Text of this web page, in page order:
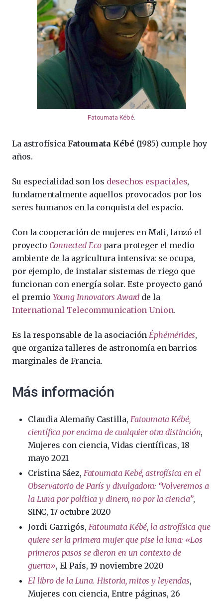
Fatoumata Kébé.
La astrofísicaFatoumata Kébé (1985) cumple hoy
años.
Su especialidad son los desechos espaciales,
fundamentalmente aquellos provocados por los
seres humanos en la conquista del espacio.
Con la cooperación de mujeres en Mali, lanzó el
proyecto Connected Ecopara proteger el medio
ambiente de la agricultura intensiva: se ocupa,
por ejemplo, de instalar sistemas de riego que
funcionan con energía solar. Este proyecto ganó
el premio Young Innovators Award de la
International Telecommunication Union.
Es la responsable de la asociaciónÉphémérides,
que organiza talleres de astronomía en barrios
marginales de Francia.
Más información
Claudia Alemañy Castilla, Fatoumata Kébé,
científica por encima de cualquier otra distinción,
Mujeres con ciencia, Vidas científicas, 18
mayo 2021
Cristina Sáez, Fatoumata Kebé, astrofísica en el
Observatorio de París y divulgadora: “Volveremos a
la Luna por política y dinero, no por la ciencia”,
SINC, 17 octubre 2020
Jordi Garrigós, Fatoumata Kébé, la astrofísica que
quiere ser la primera mujer que pise la luna: «Los
primeros pasos se dieron en un contexto de
guerra», El País, 19 noviembre 2020
El libro de la Luna. Historia, mitos y leyendas,
Mujeres con ciencia, Entre páginas, 26